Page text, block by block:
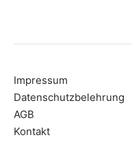
Impressum
Datenschutzbelehrung
AGB
Kontakt